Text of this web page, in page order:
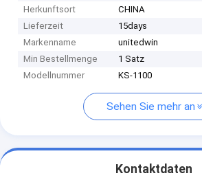
Herkunftsort
CHINA
Lieferzeit
15days
Markenname
unitedwin
Min Bestellmenge
1 Satz
Modellnummer
KS-1100
Sehen Sie mehr an
Kontaktdaten